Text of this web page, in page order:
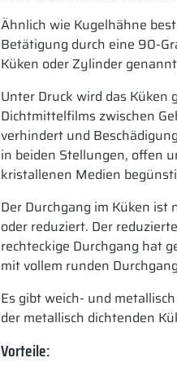
Ähnlich wie Kugelhähne
Betätigung durch eine 90-
Küken oder Zylinder
Unter Druck wird das Küken
Dichtmittelfilms zwischen
verhindert und
in beiden Stellungen, offen
kristallenen Medien
Der Durchgang im Küken
oder reduziert. Der
rechteckige Durchgang hat
mit vollem runden
Es gibt weich- und
der metallisch dichtenden
Vorteile: